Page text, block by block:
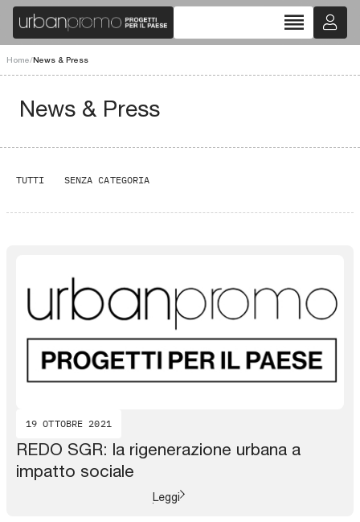
reorder
Home/News & Press
News & Press
TUTTI SENZA CATEGORIA
19 OTTOBRE 2021
REDO SGR: la rigenerazione urbana a
impatto sociale
Leggi